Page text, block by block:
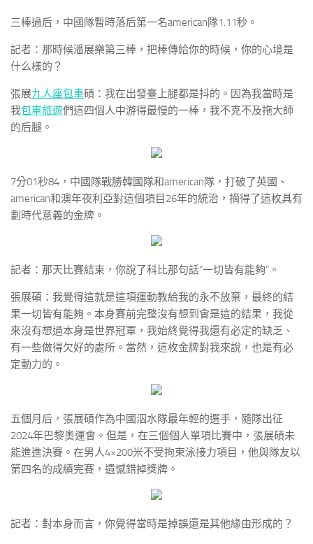
三棒過后，中國隊暫時落后第一名american隊1.11秒。
記者：那時候潘展樂第三棒，把棒傳給你的時候，你的心境是
什么樣的？
張展九人座包車碩：我在出發臺上腿都是抖的。因為我當時是
我包車旅遊們這四個人中游得最慢的一棒，我不克不及拖大師
的后腿。
7分01秒84，中國隊戰勝韓國隊和american隊，打破了英國、
american和澳年夜利亞對這個項目26年的統治，摘得了這枚具有
劃時代意義的金牌。
記者：那天比賽結束，你說了科比那句話“一切皆有能夠”。
張展碩：我覺得這就是這項運動教給我的永不放棄，最終的結
果一切皆有能夠。本身賽前完整沒有想到會是這的結果，我從
來沒有想過本身是世界冠軍，我始終覺得我還有必定的缺乏、
有一些做得欠好的處所。當然，這枚金牌對我來說，也是有必
定動力的。
五個月后，張展碩作為中國泅水隊最年輕的選手，隨隊出征
2024年巴黎奧運會。但是，在三個個人單項比賽中，張展碩未
能進進決賽。在男人4×200米不受拘束泳接力項目，他與隊友以
第四名的成績完賽，遺憾錯掉獎牌。
記者：對本身而言，你覺得當時是掉誤還是其他緣由形成的？